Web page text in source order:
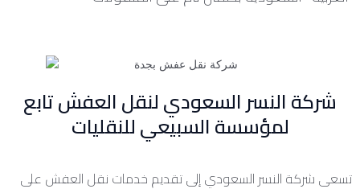
شركة النسر السعودي لنقل العفش تابع
لمؤسسة السبيعي للنقليات
تسعى شركة النسر السعودي إلى تقديم خدمات نقل العفش على